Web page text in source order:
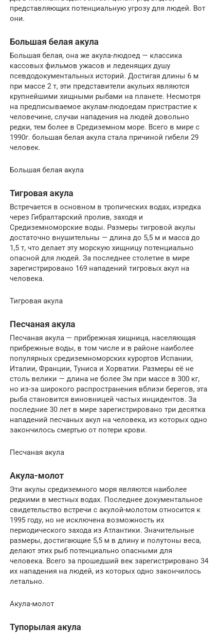
представляющих потенциальную угрозу для людей. Вот
они.
Большая белая акула
Большая белая, она же акула-людоед — классика
кассовых фильмов ужасов и леденящих душу
псевдодокументальных историй. Достигая длины 6 м
при массе 2 т, эти представители акульих являются
крупнейшими хищными рыбами на планете. Несмотря
на предписываемое акулам-людоедам пристрастие к
человечине, случаи нападения на людей довольно
редки, тем более в Средиземном море. Всего в мире с
1990г. большая белая акула стала причиной гибели 29
человек.
Большая белая акула
Тигровая акула
Встречается в основном в тропических водах, изредка
через Гибралтарский пролив, заходя и
Средиземноморские воды. Размеры тигровой акулы
достаточно внушительны — длина до 5,5 м и масса до
1,5 т, что делает эту морскую хищницу потенциально
опасной для людей. За последнее столетие в мире
зарегистрировано 169 нападений тигровых акул на
человека.
Тигровая акула
Песчаная акула
Песчаная акула — прибрежная хищница, населяющая
прибрежные воды, в том числе и в районе наиболее
популярных средиземноморских курортов Испании,
Италии, Франции, Туниса и Хорватии. Размеры её не
столь велики — длина не более 3м при массе в 300 кг,
но из-за широкого распространения вблизи берегов, эта
рыба становится виновницей частых инцидентов. За
последние 30 лет в мире зарегистрировано три десятка
нападений песчаных акул на человека, из которых одно
закончилось смертью от потери крови.
Песчаная акула
Акула-молот
Эти акулы средиземного моря являются наиболее
редкими в местных водах. Последнее документальное
свидетельство встречи с акулой-молотом относится к
1995 году, но не исключена возможность их
периодического захода из Атлантики. Значительные
размеры, достигающие 5,5 м в длину и полутоны веса,
делают этих рыб потенциально опасными для
человека. Всего за прошедший век зарегистрировано 34
их нападения на людей, из которых одно закончилось
летально.
Акула-молот
Тупорылая акула